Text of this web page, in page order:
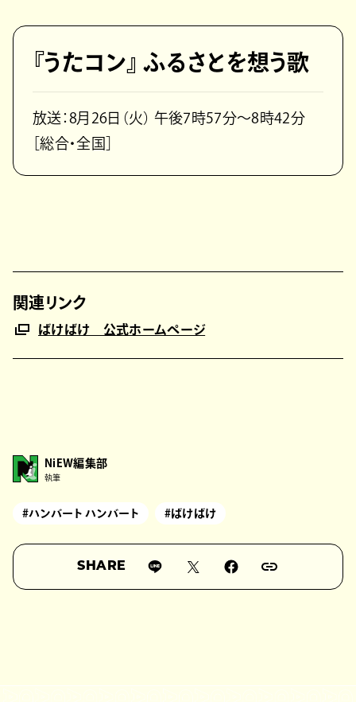
『うたコン』 ふるさとを想う歌
放送：8月26日（火） 午後7時57分～8時42分
［総合・全国］
関連リンク
ばけばけ 公式ホームページ
NiEW編集部
執筆
#ハンバート ハンバート #ばけばけ
SHARE